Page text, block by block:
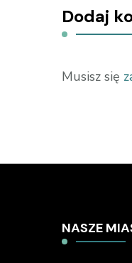
Dodaj
Musisz się
NASZE